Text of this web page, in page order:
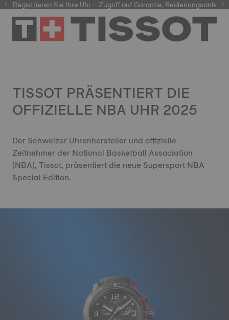
RegistrierenSie Ihre Uhr – Zugriff auf Garantie,
TISSOT PRÄSENTIERT DIE
OFFIZIELLE NBA UHR 2025
Der Schweizer Uhrenhersteller und offizielle
Zeitnehmer der National Basketball Association
(NBA), Tissot, präsentiert die neue Supersport NBA
Special Edition.